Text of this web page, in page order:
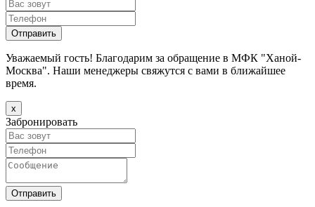
Уважаемый гость! Благодарим за обращение в МФК "Ханой-
Москва". Наши менеджеры свяжутся с вами в ближайшее
время.
х
Забронировать